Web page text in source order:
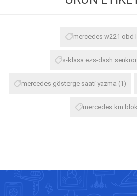
mercedes w221 obd
s-klasa ezs-dash
mercedes gösterge saati yazma (1)
mercedes km